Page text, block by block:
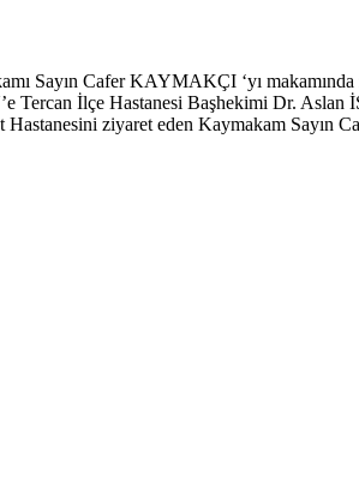
Sayın Cafer KAYMAKÇI ‘yı makamında
Tercan İlçe Hastanesi Başhekimi Dr.
Hastanesini ziyaret eden Kaymakam